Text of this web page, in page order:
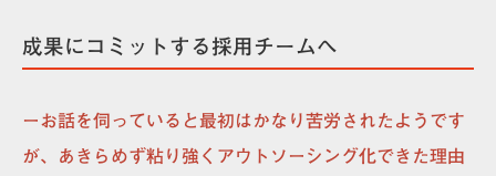
成果にコミットする採用チームへ
ーお話を伺っていると最初はかなり苦労されたようです
が、あきらめず粘り強くアウトソーシング化できた理由